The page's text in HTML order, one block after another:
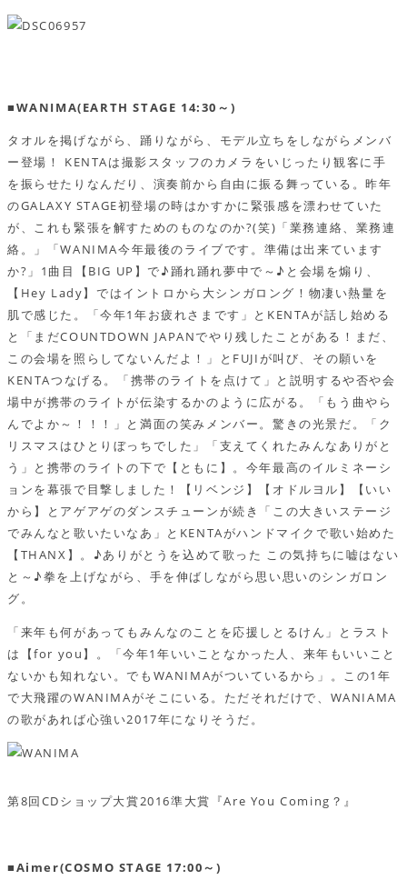
■WANIMA(EARTH STAGE 14:30～)
タオルを掲げながら、踊りながら、モデル立ちをしながらメンバ
ー登場！ KENTAは撮影スタッフのカメラをいじったり観客に手
を振らせたりなんだり、演奏前から自由に振る舞っている。昨年
のGALAXY STAGE初登場の時はかすかに緊張感を漂わせていた
が、これも緊張を解すためのものなのか?(笑)「業務連絡、業務連
絡。」「WANIMA今年最後のライブです。準備は出来ています
か?」1曲目【BIG UP】で♪踊れ踊れ夢中で～♪と会場を煽り、
【Hey Lady】ではイントロから大シンガロング！物凄い熱量を
肌で感じた。「今年1年お疲れさまです」とKENTAが話し始める
と「まだCOUNTDOWN JAPANでやり残したことがある！まだ、
この会場を照らしてないんだよ！」とFUJIが叫び、その願いを
KENTAつなげる。「携帯のライトを点けて」と説明するや否や会
場中が携帯のライトが伝染するかのように広がる。「もう曲やら
んでよか～！！！」と満面の笑みメンバー。驚きの光景だ。「ク
リスマスはひとりぼっちでした」「支えてくれたみんなありがと
う」と携帯のライトの下で【ともに】。今年最高のイルミネーシ
ョンを幕張で目撃しました！【リベンジ】【オドルヨル】【いい
から】とアゲアゲのダンスチューンが続き「この大きいステージ
でみんなと歌いたいなあ」とKENTAがハンドマイクで歌い始めた
【THANX】。♪ありがとうを込めて歌った この気持ちに嘘はない
と～♪拳を上げながら、手を伸ばしながら思い思いのシンガロン
グ。
「来年も何があってもみんなのことを応援しとるけん」とラスト
は【for you】。「今年1年いいことなかった人、来年もいいこと
ないかも知れない。でもWANIMAがついているから」。この1年
で大飛躍のWANIMAがそこにいる。ただそれだけで、WANIAMA
の歌があれば心強い2017年になりそうだ。
第8回CDショップ大賞2016準大賞『Are You Coming？』
■Aimer(COSMO STAGE 17:00～)